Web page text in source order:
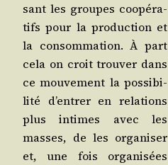
sant les groupes coopé­ra­
tifs pour la pro­duc­tion et
la consom­ma­tion. À part
cela on croit trou­ver dans
ce mou­ve­ment la pos­si­bi­
li­té d’en­trer en rela­tions
plus intimes avec les
masses, de les orga­ni­ser
et, une fois orga­ni­sées